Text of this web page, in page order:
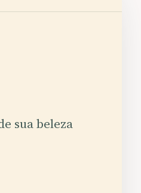
sua beleza